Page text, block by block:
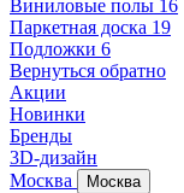
Виниловые полы 16
Паркетная доска 19
Подложки 6
Вернуться обратно
Акции
Новинки
Бренды
3D-дизайн
Москва
Москва